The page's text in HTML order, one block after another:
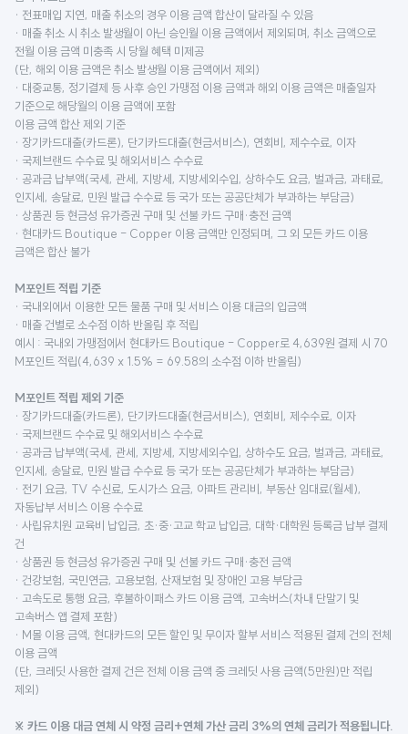
· 전표매입 지연, 매출 취소의 경우 이용 금액 합산이 달라질 수 있음
· 매출 취소 시 취소 발생월이 아닌 승인월 이용 금액에서 제외되며, 취소 금액으로
전월 이용 금액 미충족 시 당월 혜택 미제공
(단, 해외 이용 금액은 취소 발생월 이용 금액에서 제외)
· 대중교통, 정기결제 등 사후 승인 가맹점 이용 금액과 해외 이용 금액은 매출일자
기준으로 해당월의 이용 금액에 포함
이용 금액 합산 제외 기준
· 장기카드대출(카드론), 단기카드대출(현금서비스), 연회비, 제수수료, 이자
· 국제브랜드 수수료 및 해외서비스 수수료
· 공과금 납부액(국세, 관세, 지방세, 지방세외수입, 상하수도 요금, 벌과금, 과태료,
인지세, 송달료, 민원 발급 수수료 등 국가 또는 공공단체가 부과하는 부담금)
· 상품권 등 현금성 유가증권 구매 및 선불 카드 구매·충전 금액
· 현대카드 Boutique - Copper 이용 금액만 인정되며, 그 외 모든 카드 이용
금액은 합산 불가
M포인트 적립 기준
· 국내외에서 이용한 모든 물품 구매 및 서비스 이용 대금의 입금액
· 매출 건별로 소수점 이하 반올림 후 적립
예시 : 국내외 가맹점에서 현대카드 Boutique - Copper로 4,639원 결제 시 70
M포인트 적립(4,639 x 1.5% = 69.58의 소수점 이하 반올림)
M포인트 적립 제외 기준
· 장기카드대출(카드론), 단기카드대출(현금서비스), 연회비, 제수수료, 이자
· 국제브랜드 수수료 및 해외서비스 수수료
· 공과금 납부액(국세, 관세, 지방세, 지방세외수입, 상하수도 요금, 벌과금, 과태료,
인지세, 송달료, 민원 발급 수수료 등 국가 또는 공공단체가 부과하는 부담금)
· 전기 요금, TV 수신료, 도시가스 요금, 아파트 관리비, 부동산 임대료(월세),
자동납부 서비스 이용 수수료
· 사립유치원 교육비 납입금, 초·중·고교 학교 납입금, 대학·대학원 등록금 납부 결제
건
· 상품권 등 현금성 유가증권 구매 및 선불 카드 구매·충전 금액
· 건강보험, 국민연금, 고용보험, 산재보험 및 장애인 고용 부담금
· 고속도로 통행 요금, 후불하이패스 카드 이용 금액, 고속버스(차내 단말기 및
고속버스 앱 결제 포함)
· M몰 이용 금액, 현대카드의 모든 할인 및 무이자 할부 서비스 적용된 결제 건의 전체
이용 금액
(단, 크레딧 사용한 결제 건은 전체 이용 금액 중 크레딧 사용 금액(5만원)만 적립
제외)
※ 카드 이용 대금 연체 시 약정 금리+연체 가산 금리 3%의 연체 금리가 적용됩니다.